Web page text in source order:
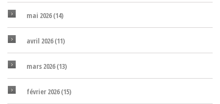
mai 2026(14)
avril 2026(11)
mars 2026(13)
février 2026(15)